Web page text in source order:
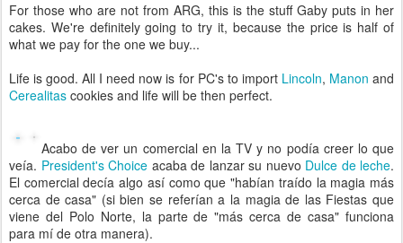
For those who are not from ARG, this is the stuff Gaby puts in her
cakes. We're definitely going to try it, because the price is half of
what we pay for the one we buy...
Life is good. All I need now is for PC's to import Lincoln, Manon and
Cerealitas cookies and life will be then perfect.
Acabo de ver un comercial en la TV y no podía creer lo que
veía. President's Choice acaba de lanzar su nuevo Dulce de leche.
El comercial decía algo así como que "habían traído la magia más
cerca de casa" (si bien se referían a la magia de las Fiestas que
viene del Polo Norte, la parte de "más cerca de casa" funciona
para mí de otra manera).